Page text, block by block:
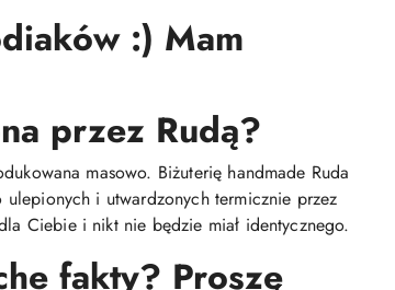
:) Mam
przez Rudą?
masowo. Biżuterię handmade Ruda
i utwardzonych termicznie przez
Ciebie i nikt nie będzie miał identycznego.
fakty? Proszę